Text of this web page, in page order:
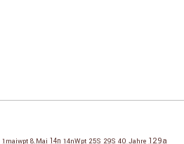
1maiwpt 8.Mai 14n 14nWpt 25S 29S 40 Jahre 129a